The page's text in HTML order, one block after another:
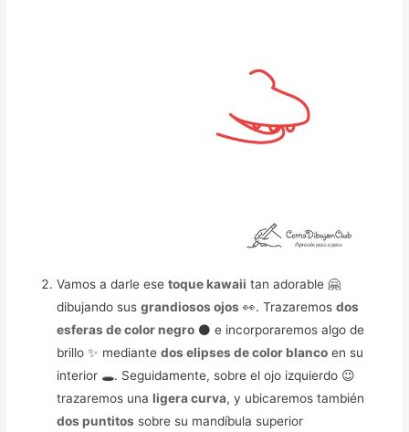
Vamos a darle esetoque kawaii tan adorable 🤗
dibujando susgrandiosos ojos 👀. Trazaremosdos
esferas de color negro ⚫ e incorporaremos algo de
brillo ✨ mediantedos elipses de color blanco en su
interior 🕳️. Seguidamente, sobre el ojo izquierdo 😉
trazaremos unaligera curva, y ubicaremos también
dos puntitos sobre su mandíbula superior